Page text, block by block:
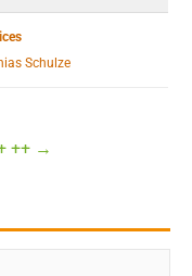
Schulze
++ →